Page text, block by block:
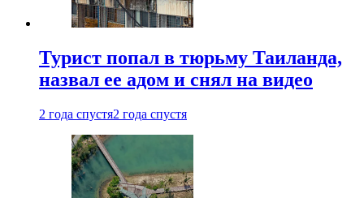
Турист попал в тюрьму Таиланда,
назвал ее адом и снял на видео
2 года спустя2 года спустя